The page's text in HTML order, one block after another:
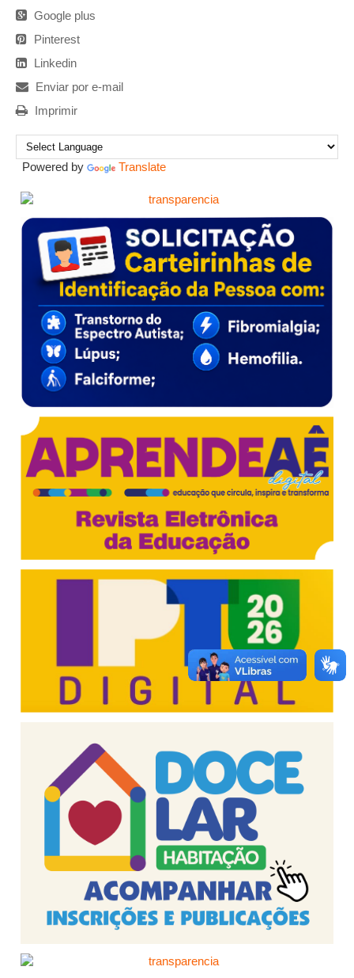
Google plus
Pinterest
Linkedin
Enviar por e-mail
Imprimir
Powered by Translate